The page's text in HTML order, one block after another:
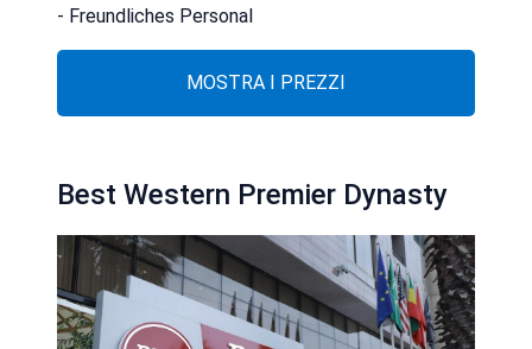
- Freundliches Personal
MOSTRA I PREZZI
Best Western Premier Dynasty